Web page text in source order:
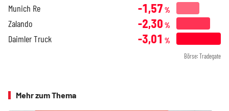
Munich Re -1,57 %
Zalando -2,30 %
Daimler Truck -3,01 %
Börse: Tradegate
Mehr zum Thema